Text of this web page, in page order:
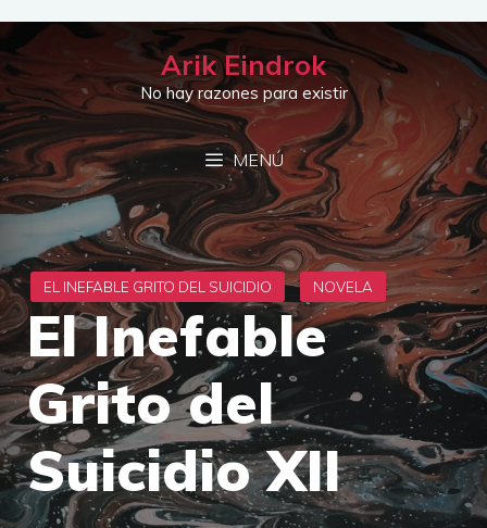
Saltar
al
contenido
Arik Eindrok
No hay razones para existir
MENÚ
El Inefable
Grito del
Suicidio XII